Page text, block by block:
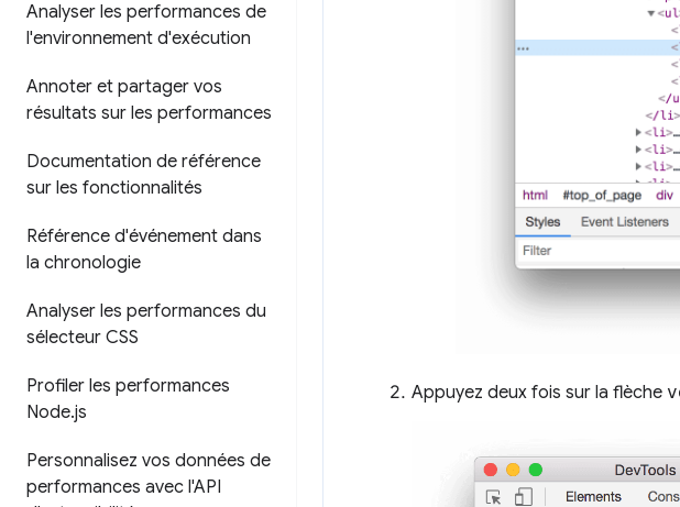
Analyser les performances de
l'environnement d'exécution
Annoter et partager vos
résultats sur les performances
Documentation de référence
sur les fonctionnalités
Référence d'événement dans
la chronologie
Analyser les performances du
sélecteur CSS
Profiler les performances
Node.js
Personnalisez vos données de
performances avec l'API
Appuyez deux fois sur la flèche